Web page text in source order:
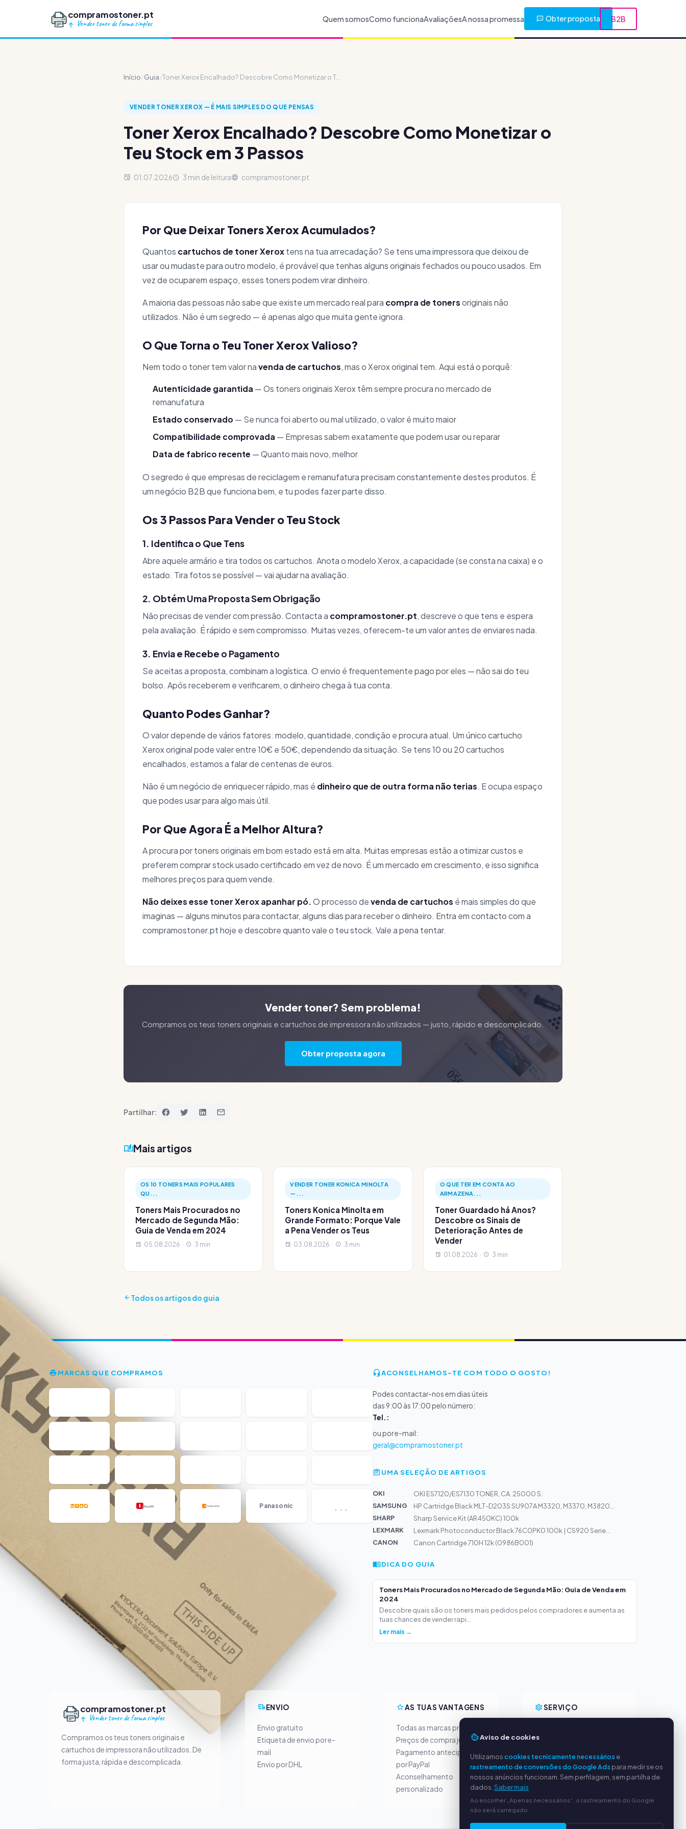
compramostoner.pt
Vender toner de forma simples
Quem somosComo funcionaAvaliaçõesA nossa promessa Obter proposta B2B
Início/Guia/Toner Xerox Encalhado? Descobre Como Monetizar o T...
VENDER TONER XEROX — É MAIS SIMPLES DO QUE PENSAS
Toner Xerox Encalhado? Descobre Como Monetizar o
Teu Stock em 3 Passos
01.07.2026 3 min de leitura compramostoner.pt
Por Que Deixar Toners Xerox Acumulados?
Quantos cartuchos de toner Xeroxtens na tua arrecadação? Se tens uma impressora que deixou de
usar ou mudaste para outro modelo, é provável que tenhas alguns originais fechados ou pouco usados. Em
vez de ocuparem espaço, esses toners podem virar dinheiro.
A maioria das pessoas não sabe que existe um mercado real para compra de tonersoriginais não
utilizados. Não é um segredo — é apenas algo que muita gente ignora.
O Que Torna o Teu Toner Xerox Valioso?
Nem todo o toner tem valor navenda de cartuchos, mas o Xerox original tem. Aqui está o porquê:
Autenticidade garantida — Os toners originais Xerox têm sempre procura no mercado de
remanufatura
Estado conservado — Se nunca foi aberto ou mal utilizado, o valor é muito maior
Compatibilidade comprovada — Empresas sabem exatamente que podem usar ou reparar
Data de fabrico recente — Quanto mais novo, melhor
O segredo é que empresas de reciclagem e remanufatura precisam constantemente destes produtos. É
um negócio B2B que funciona bem, e tu podes fazer parte disso.
Os 3 Passos Para Vender o Teu Stock
1. Identifica o Que Tens
Abre aquele armário e tira todos os cartuchos. Anota o modelo Xerox, a capacidade (se consta na caixa) e o
estado. Tira fotos se possível — vai ajudar na avaliação.
2. Obtém Uma Proposta Sem Obrigação
Não precisas de vender com pressão. Contacta a compramostoner.pt, descreve o que tens e espera
pela avaliação. É rápido e sem compromisso. Muitas vezes, oferecem-te um valor antes de enviares nada.
3. Envia e Recebe o Pagamento
Se aceitas a proposta, combinam a logística. O envio é frequentemente pago por eles — não sai do teu
bolso. Após receberem e verificarem, o dinheiro chega à tua conta.
Quanto Podes Ganhar?
O valor depende de vários fatores: modelo, quantidade, condição e procura atual. Um único cartucho
Xerox original pode valer entre 10€ e 50€, dependendo da situação. Se tens 10 ou 20 cartuchos
encalhados, estamos a falar de centenas de euros.
Não é um negócio de enriquecer rápido, mas é dinheiro que de outra forma não terias. E ocupa espaço
que podes usar para algo mais útil.
Por Que Agora É a Melhor Altura?
A procura por toners originais em bom estado está em alta. Muitas empresas estão a otimizar custos e
preferem comprar stock usado certificado em vez de novo. É um mercado em crescimento, e isso significa
melhores preços para quem vende.
Não deixes esse toner Xerox apanhar pó.O processo devenda de cartuchos é mais simples do que
imaginas — alguns minutos para contactar, alguns dias para receber o dinheiro. Entra em contacto com a
compramostoner.pt hoje e descobre quanto vale o teu stock. Vale a pena tentar.
Vender toner? Sem problema!
Compramos os teus toners originais e cartuchos de impressora não utilizados — justo, rápido e descomplicado.
Obter proposta agora
Partilhar:
Mais artigos
OS 10 TONERS MAIS POPULARES
QU...
Toners Mais Procurados no
Mercado de Segunda Mão:
Guia de Venda em 2024
05.08.2026 · 3 min
VENDER TONER KONICA MINOLTA
—...
Toners Konica Minolta em
Grande Formato: Porque Vale
a Pena Vender os Teus
03.08.2026 · 3 min
O QUE TER EM CONTA AO
ARMAZENA...
Toner Guardado há Anos?
Descobre os Sinais de
Deterioração Antes de
Vender
01.08.2026 · 3 min
Todos os artigos do guia
MARCAS QUE COMPRAMOS
Panasonic ...
ACONSELHAMOS-TE COM TODO O GOSTO!
Podes contactar-nos em dias úteis
das 9:00 às 17:00 pelo número:
Tel.:
ou por e-mail:
geral@compramostoner.pt
UMA SELEÇÃO DE ARTIGOS
OKI
OKI ES7120/ES7130 TONER, CA. 25000 S.
SAMSUNG
HP Cartridge Black MLT-D203S SU907A M3320, M3370, M3820...
SHARP
Sharp Service Kit (AR450KC) 100k
LEXMARK
Lexmark Photoconductor Black 76C0PK0 100k | CS920 Serie...
CANON
Canon Cartridge 710H 12k (0986B001)
DICA DO GUIA
Toners Mais Procurados no Mercado de Segunda Mão: Guia de Venda em
2024
Descobre quais são os toners mais pedidos pelos compradores e aumenta as
tuas chances de vender rapi...
Ler mais →
compramostoner.pt
Vender toner de forma simples
Compramos os teus toners originais e
cartuchos de impressora não utilizados. De
forma justa, rápida e descomplicada.
ENVIO
Envio gratuito
Etiqueta de envio por e-
mail
Envio por DHL
AS TUAS VANTAGENS
Todas as marcas principais
Preços de compra justos
Pagamento antecipado
por PayPal
Aconselhamento
personalizado
SERVIÇO
Política de privacidade
Perguntas frequentes
(FAQ)
Aviso de cookies
Utilizamoscookies tecnicamente necessários e
rastreamento de conversões do Google Ads para medir se os
nossos anúncios funcionam. Sem perfilagem, sem partilha de
dados. Saber mais
Ao escolher „Apenas necessários“, o rastreamento do Google
não será carregado.